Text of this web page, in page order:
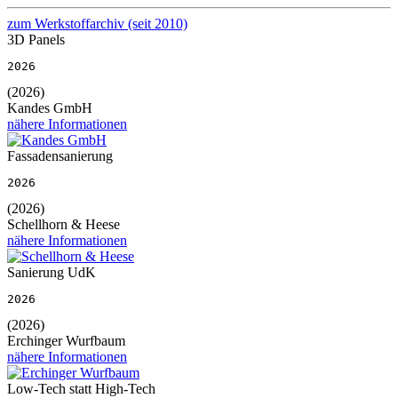
zum Werkstoffarchiv (seit 2010)
3D Panels
2026
(2026)
Kandes GmbH
nähere Informationen
Fassadensanierung
2026
(2026)
Schellhorn & Heese
nähere Informationen
Sanierung UdK
2026
(2026)
Erchinger Wurfbaum
nähere Informationen
Low-Tech statt High-Tech